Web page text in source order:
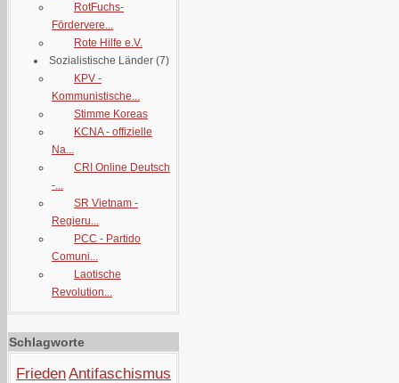
RotFuchs-
Fördervere...
Rote Hilfe e.V.
Sozialistische Länder (7)
KPV -
Kommunistische...
Stimme Koreas
KCNA - offizielle
Na...
CRI Online Deutsch
-...
SR Vietnam -
Regieru...
PCC - Partido
Comuni...
Laotische
Revolution...
Schlagworte
FriedenAntifaschismus